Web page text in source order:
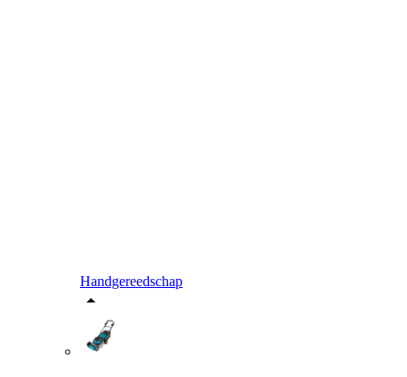
Handgereedschap